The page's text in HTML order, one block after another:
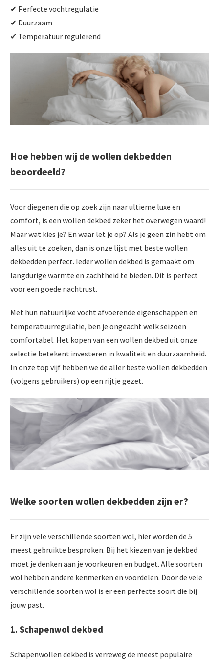
✔ Perfecte vochtregulatie
✔ Duurzaam
✔ Temperatuur regulerend
Hoe hebben wij de wollen dekbedden
beoordeeld?
Voor diegenen die op zoek zijn naar ultieme luxe en
comfort, is een wollen dekbed zeker het overwegen waard!
Maar wat kies je? En waar let je op? Als je geen zin hebt om
alles uit te zoeken, dan is onze lijst met beste wollen
dekbedden perfect. Ieder wollen dekbed is gemaakt om
langdurige warmte en zachtheid te bieden. Dit is perfect
voor een goede nachtrust.
Met hun natuurlijke vocht afvoerende eigenschappen en
temperatuurregulatie, ben je ongeacht welk seizoen
comfortabel. Het kopen van een wollen dekbed uit onze
selectie betekent investeren in kwaliteit en duurzaamheid.
In onze top vijf hebben we de aller beste wollen dekbedden
(volgens gebruikers) op een rijtje gezet.
Welke soorten wollen dekbedden zijn er?
Er zijn vele verschillende soorten wol, hier worden de 5
meest gebruikte besproken. Bij het kiezen van je dekbed
moet je denken aan je voorkeuren en budget. Alle soorten
wol hebben andere kenmerken en voordelen. Door de vele
verschillende soorten wol is er een perfecte soort die bij
jouw past.
1. Schapenwol dekbed
Schapenwollen dekbed is verreweg de meest populaire